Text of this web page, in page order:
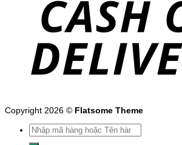
Copyright 2026 © Flatsome Theme
Tìm
kiếm: